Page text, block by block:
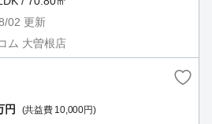
02 更新
ム 大曽根店
円 (共益費 10,000円)